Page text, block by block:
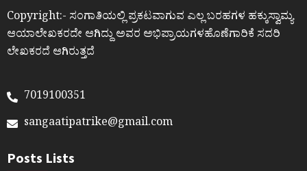
Copyright:- ಸಂಗಾತಿಯಲ್ಲಿ ಪ್ರಕಟವಾಗುವ ಎಲ್ಲ ಬರಹಗಳ ಹಕ್ಕುಸ್ವಾಮ್ಯ
ಆಯಾಲೇಖಕರದೇ ಆಗಿದ್ದು ಅವರ ಅಭಿಪ್ರಾಯಗಳಹೊಣೆಗಾರಿಕೆ ಸದರಿ
ಲೇಖಕರದೆ ಆಗಿರುತ್ತದೆ
7019100351
sangaatipatrike@gmail.com
Posts Lists